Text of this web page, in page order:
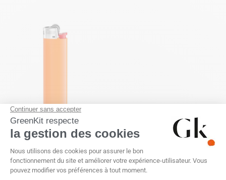
FRANCE
Briquet BIC Personnalisé :
Incontournable
SKU :GK20798